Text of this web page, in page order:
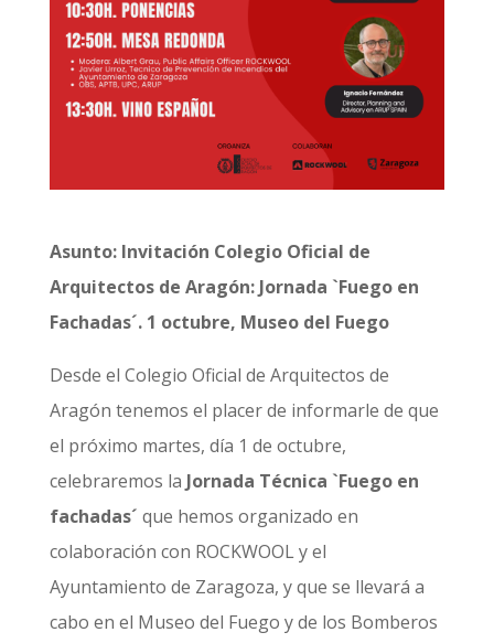
Asunto: Invitación Colegio Oficial de
Arquitectos de Aragón: Jornada `Fuego en
Fachadas´. 1 octubre, Museo del Fuego
Desde el Colegio Oficial de Arquitectos de
Aragón tenemos el placer de informarle de que
el próximo martes, día 1 de octubre,
celebraremos la Jornada Técnica `Fuego en
fachadas´ que hemos organizado en
colaboración con ROCKWOOL y el
Ayuntamiento de Zaragoza, y que se llevará a
cabo en el Museo del Fuego y de los Bomberos